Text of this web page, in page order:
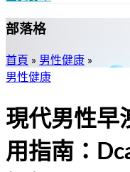
部落格
首頁 » 男性健康 »
男性健康
現代男性早
用指南：